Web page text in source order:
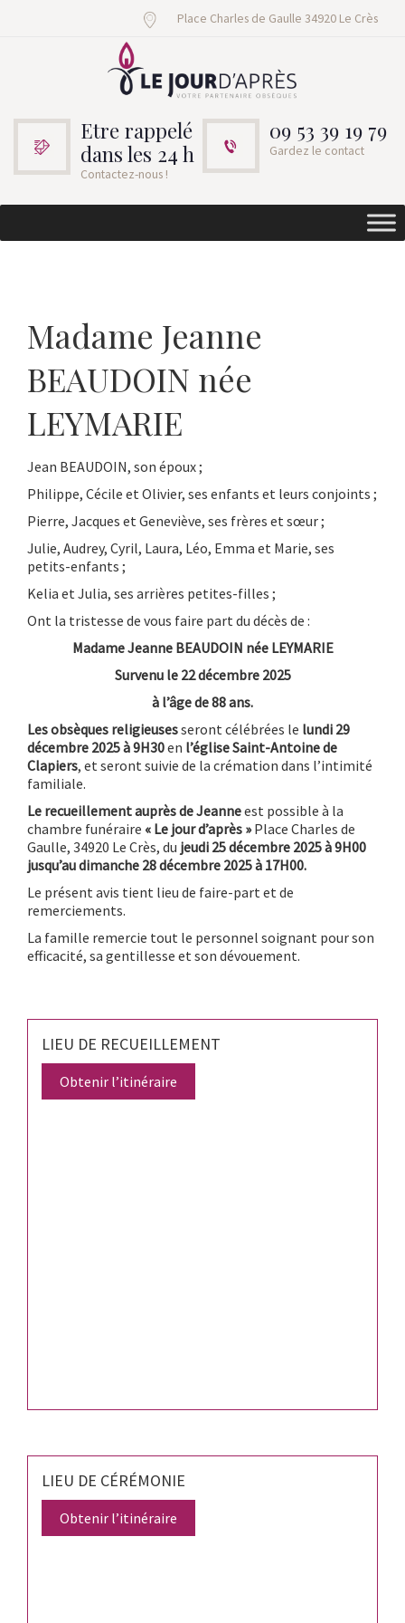
Place Charles de Gaulle 34920 Le Crès
Etre rappelé
dans les 24 h
Contactez-nous !
09 53 39 19 79
Gardez le contact
Madame Jeanne
BEAUDOIN née
LEYMARIE
Jean BEAUDOIN, son époux ;
Philippe, Cécile et Olivier, ses enfants et leurs conjoints ;
Pierre, Jacques et Geneviève, ses frères et sœur ;
Julie, Audrey, Cyril, Laura, Léo, Emma et Marie, ses
petits-enfants ;
Kelia et Julia, ses arrières petites-filles ;
Ont la tristesse de vous faire part du décès de :
Madame Jeanne BEAUDOIN née LEYMARIE
Survenu le 22 décembre 2025
à l’âge de 88 ans.
Les obsèques religieusesseront célébrées le lundi 29
décembre 2025 à 9H30en l’église Saint-Antoine de
Clapiers, et seront suivie de la crémation dans l’intimité
familiale.
Le recueillement auprès de Jeanneest possible à la
chambre funéraire « Le jour d’après »Place Charles de
Gaulle, 34920 Le Crès, du jeudi 25 décembre 2025 à 9H00
jusqu’au dimanche 28 décembre 2025 à 17H00.
Le présent avis tient lieu de faire-part et de
remerciements.
La famille remercie tout le personnel soignant pour son
efficacité, sa gentillesse et son dévouement.
LIEU DE RECUEILLEMENT
Obtenir l’itinéraire
LIEU DE CÉRÉMONIE
Obtenir l’itinéraire